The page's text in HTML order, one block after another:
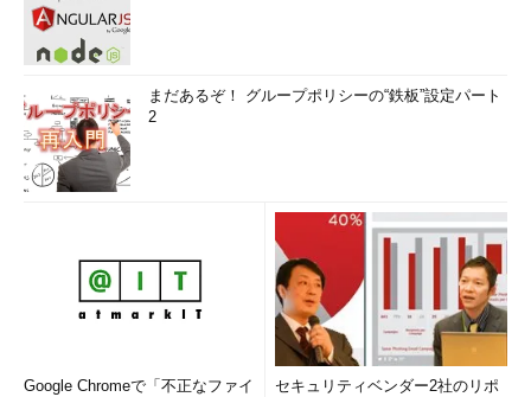
まだあるぞ！ グループポリシーの“鉄板”設定パート
2
Google Chromeで「不正なファイ
セキュリティベンダー2社のリポ